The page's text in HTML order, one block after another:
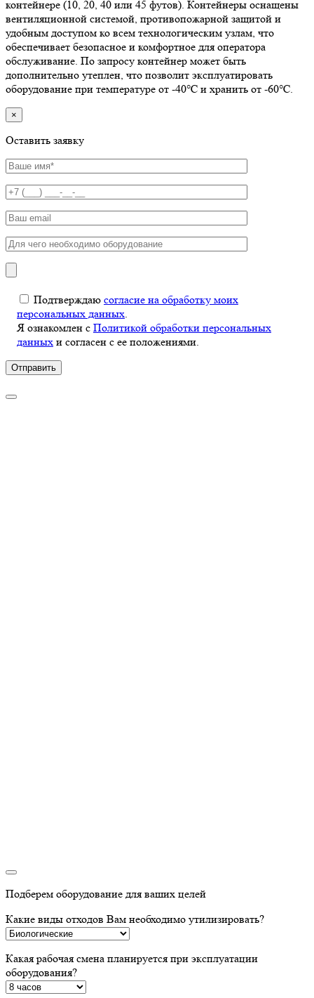
контейнере (10, 20, 40 или 45 футов). Контейнеры оснащены
вентиляционной системой, противопожарной защитой и
удобным доступом ко всем технологическим узлам, что
обеспечивает безопасное и комфортное для оператора
обслуживание. По запросу контейнер может быть
дополнительно утеплен, что позволит эксплуатировать
оборудование при температуре от -40℃ и хранить от -60℃.
×
Оставить заявку
Подтверждаю согласие на обработку моих
персональных данных.
Я ознакомлен с Политикой обработки персональных
данных и согласен с ее положениями.
Подберем оборудование для ваших целей
Какие виды отходов Вам необходимо утилизировать?
Какая рабочая смена планируется при эксплуатации
оборудования?